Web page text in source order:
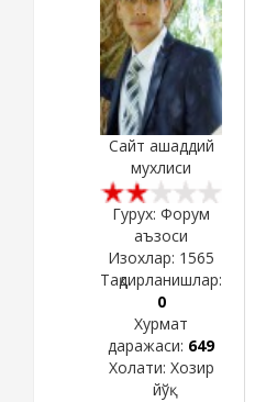
Сайт ашаддий
мухлиси
Гурух: Форум
аъзоси
Изохлар: 1565
Тақдирланишлар:
0
Хурмат
даражаси: 649
Холати: Хозир
йўқ